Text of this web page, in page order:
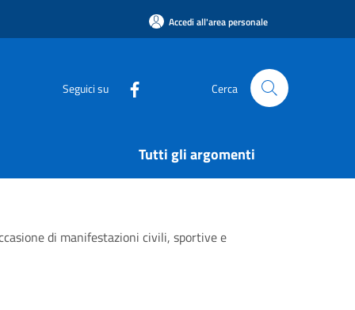
Accedi all'area personale
Seguici su Cerca
Tutti gli argomenti
di manifestazioni civili, sportive e